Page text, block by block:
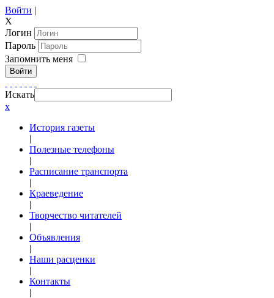
Войти |
X
Логин
Пароль
Запомнить меня
Войти
Искать
x
История газеты
|
Полезные телефоны
|
Расписание транспорта
|
Краеведение
|
Творчество читателей
|
Объявления
|
Наши расценки
|
Контакты
|